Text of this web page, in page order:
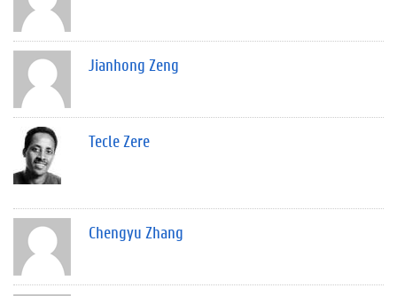
Jianhong Zeng
Tecle Zere
Chengyu Zhang